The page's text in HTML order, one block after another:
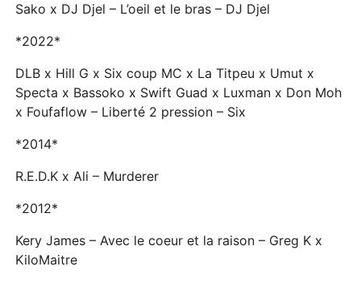
Sako x DJ Djel – L’oeil et le bras – DJ Djel
*2022*
DLB x Hill G x Six coup MC x La Titpeu x Umut x
Specta x Bassoko x Swift Guad x Luxman x Don Moh
x Foufaflow – Liberté 2 pression – Six
*2014*
R.E.D.K x Ali – Murderer
*2012*
Kery James – Avec le coeur et la raison – Greg K x
KiloMaitre